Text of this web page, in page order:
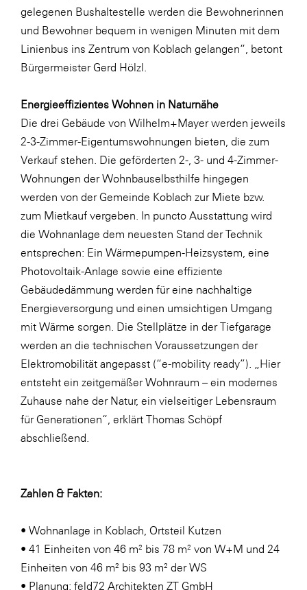
gelegenen Bushaltestelle werden die Bewohnerinnen
und Bewohner bequem in wenigen Minuten mit dem
Linienbus ins Zentrum von Koblach gelangen“, betont
Bürgermeister Gerd Hölzl.
Energieeffizientes Wohnen in Naturnähe
Die drei Gebäude von Wilhelm+Mayer werden jeweils
2-3-Zimmer-Eigentumswohnungen bieten, die zum
Verkauf stehen. Die geförderten 2-, 3- und 4-Zimmer-
Wohnungen der Wohnbauselbsthilfe hingegen
werden von der Gemeinde Koblach zur Miete bzw.
zum Mietkauf vergeben. In puncto Ausstattung wird
die Wohnanlage dem neuesten Stand der Technik
entsprechen: Ein Wärmepumpen-Heizsystem, eine
Photovoltaik-Anlage sowie eine effiziente
Gebäudedämmung werden für eine nachhaltige
Energieversorgung und einen umsichtigen Umgang
mit Wärme sorgen. Die Stellplätze in der Tiefgarage
werden an die technischen Voraussetzungen der
Elektromobilität angepasst (“e-mobility ready”). „Hier
entsteht ein zeitgemäßer Wohnraum – ein modernes
Zuhause nahe der Natur, ein vielseitiger Lebensraum
für Generationen“, erklärt Thomas Schöpf
abschließend.
Zahlen & Fakten:
• Wohnanlage in Koblach, Ortsteil Kutzen
• 41 Einheiten von 46 m² bis 78 m² von W+M und 24
Einheiten von 46 m² bis 93 m² der WS
• Planung: feld72 Architekten ZT GmbH